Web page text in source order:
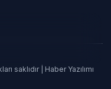
saklıdır | Haber Yazılımı